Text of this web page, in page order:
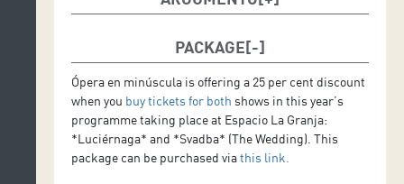
poéticamente las tradiciones y rituales de la noche
anterior al matrimonio. Milica, la novia, se prepara
para el gran día con sus cinco amigas, canalizando
una gama de emociones, entre entusiasmo y
nerviosismo, en la decoración, los bailes, los juegos y
las canciones.
Los Ancestros supervisan la acción, apareciendo en
PACKAGE
Ópera en minúscula is offering a 25 per cent discount
when you buy tickets for both shows in this year’s
programme taking place at Espacio La Granja:
*Luciérnaga* and *Svadba* (The Wedding). This
package can be purchased viathis link.